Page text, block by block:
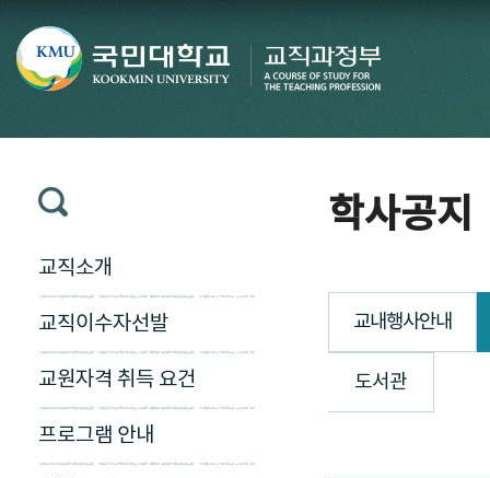
교직소개
교직이수자선발
교원자격 취득 요건
프로그램 안내
학사공지
교내행사안내
도서관